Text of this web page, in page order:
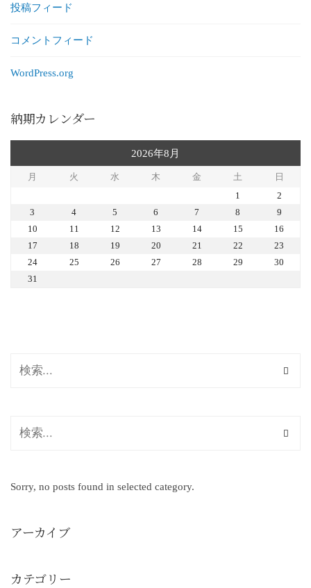
投稿フィード
コメントフィード
WordPress.org
納期カレンダー
2026年8月
月 火 水 木 金 土
日
1
2
3
4 5 6 7 8
9
10
11 12 13 14 15
16
17
18 19 20 21 22
23
24
25 26 27 28 29
30
31
Sorry, no posts found in selected category.
アーカイブ
カテゴリー